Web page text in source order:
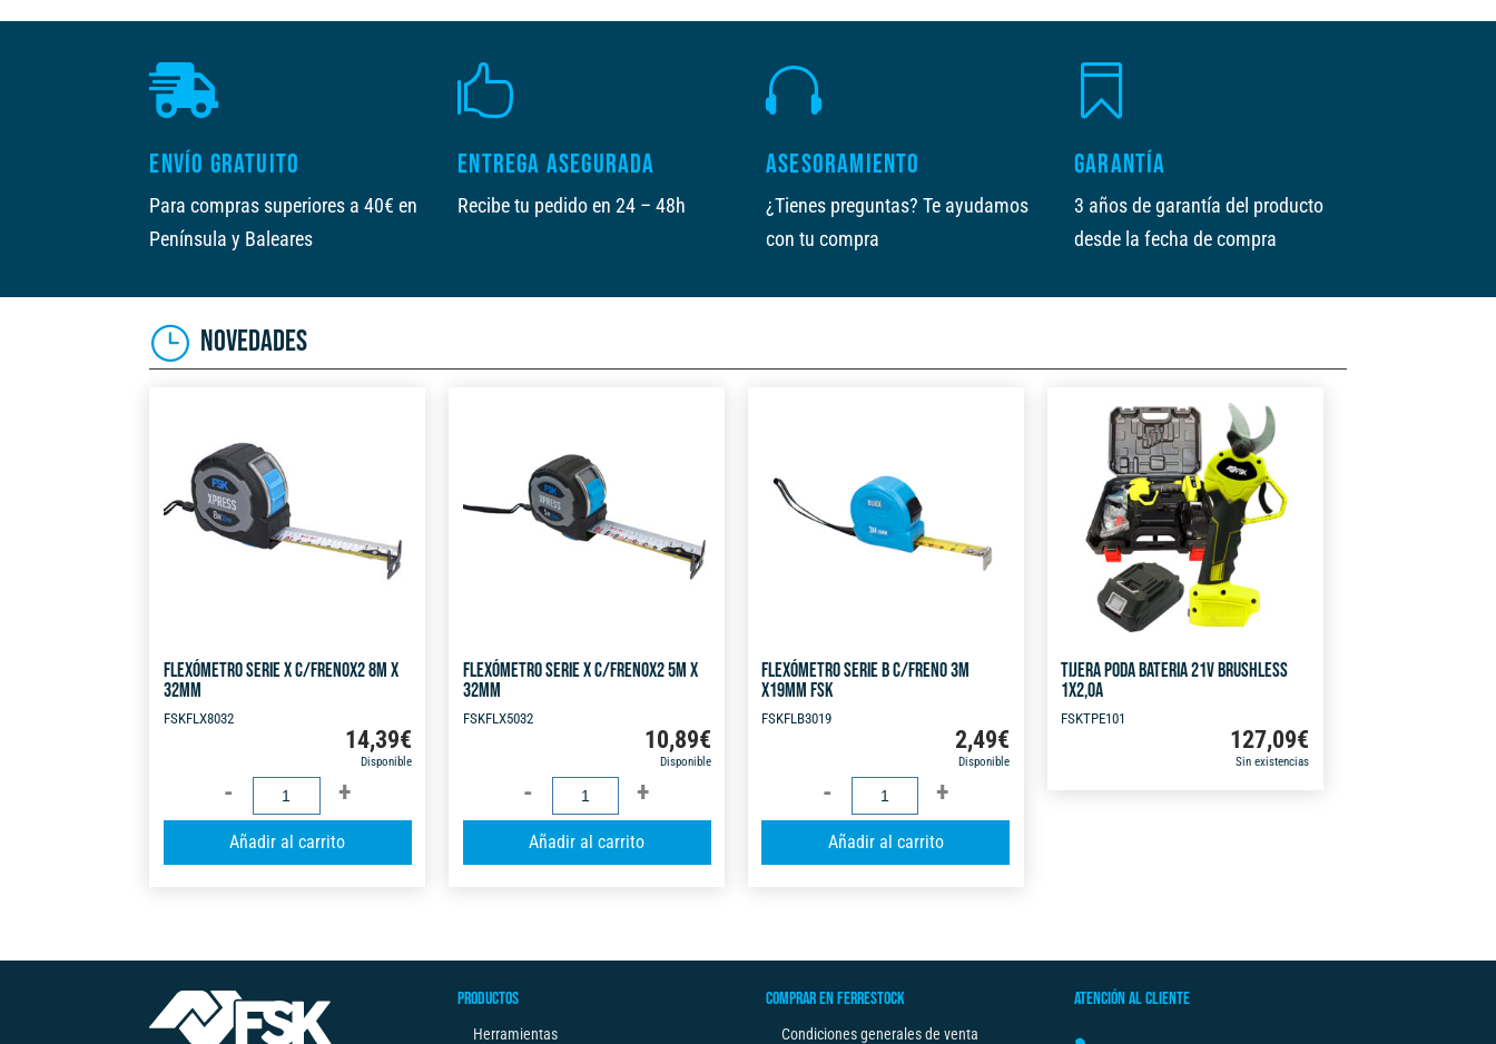

ENVÍO GRATUITO
Para compras superiores a 40€ en
Península y Baleares

ENTREGA ASEGURADA
Recibe tu pedido en 24 – 48h

ASESORAMIENTO
¿Tienes preguntas? Te ayudamos
con tu compra

GARANTÍA
3 años de garantía del producto
desde la fecha de compra
NOVEDADES
FLEXÓMETRO SERIE X C/FRENOX2 8M X
32MM
FSKFLX8032
14,39€
Disponible
FLEXÓMETRO
SERIE
C/FRENOX2
32MM
cantidad
Añadir al carrito
A
FLEXÓMETRO SERIE X C/FRENOX2 5M X
32MM
FSKFLX5032
10,89€
Disponible
FLEXÓMETRO
SERIE
C/FRENOX2
32MM
cantidad
Añadir al carrito
A
FLEXÓMETRO SERIE B C/FRENO 3M
X19MM FSK
FSKFLB3019
2,49€
Disponible
FLEXÓMETRO
SERIE
C/FRENO
FSK
cantidad
Añadir al carrito
TIJERA PODA BATERIA 21V BRUSHLESS
1X2,0A
FSKTPE101
127,09€
Sin existencias
PRODUCTOS
Herramientas
COMPRAR EN FERRESTOCK
Condiciones generales de venta
ATENCIÓN AL CLIENTE